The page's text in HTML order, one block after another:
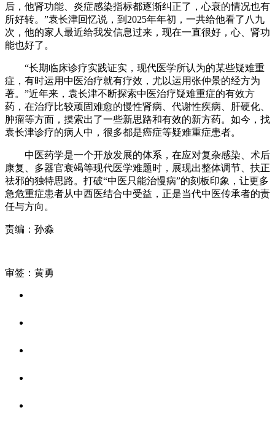
后，他肾功能、炎症感染指标都逐渐纠正了，心衰的情况也有
所好转。”袁长津回忆说，到2025年年初，一共给他看了八九
次，他的家人最近给我发信息过来，现在一直很好，心、肾功
能也好了。
“长期临床诊疗实践证实，现代医学所认为的某些疑难重
症，有时运用中医治疗就有疗效，尤以运用张仲景的经方为
著。”近年来，袁长津不断探索中医治疗疑难重症的有效方
药，在治疗比较顽固难愈的慢性肾病、代谢性疾病、肝硬化、
肿瘤等方面，摸索出了一些新思路和有效的新方药。如今，找
袁长津诊疗的病人中，很多都是癌症等疑难重症患者。
中医药学是一个开放发展的体系，在应对复杂感染、术后
康复、多器官衰竭等现代医学难题时，展现出整体调节、扶正
祛邪的独特思路。打破“中医只能治慢病”的刻板印象，让更多
急危重症患者从中西医结合中受益，正是当代中医传承者的责
任与方向。
责编：孙淼
审签：黄勇